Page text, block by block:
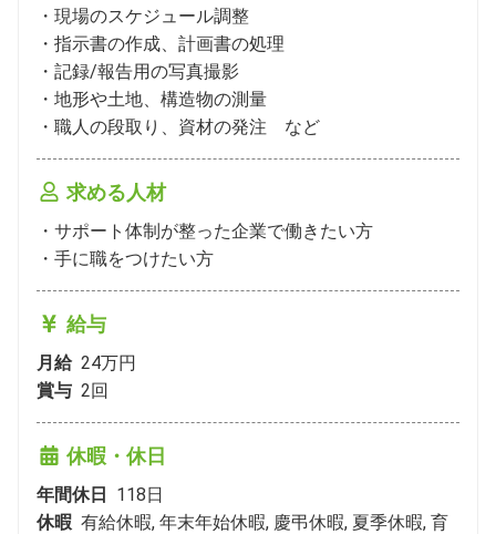
・現場のスケジュール調整
・指⽰書の作成、計画書の処理
・記録/報告⽤の写真撮影
・地形や⼟地、構造物の測量
・職⼈の段取り、資材の発注　など
求める人材
・サポート体制が整った企業で働きたい方
・手に職をつけたい方
給与
月給 24万円
賞与 2回
休暇・休日
年間休日 118日
休暇 有給休暇, 年末年始休暇, 慶弔休暇, 夏季休暇, 育